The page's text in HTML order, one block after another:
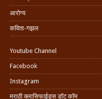
आरोग्य
कविता-गझल
Youtube Channel
Facebook
Instagram
मराठी क्लासिफाईड्स डॉट कॉम